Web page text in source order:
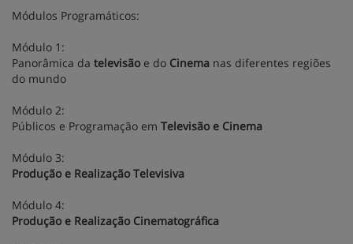
Módulos Programáticos:
Módulo 1:
Panorâmica da televisão e do Cinema nas diferentes regiões
do mundo
Módulo 2:
Públicos e Programação em Televisão e Cinema
Módulo 3:
Produção e Realização Televisiva
Módulo 4:
Produção e Realização Cinematográfica